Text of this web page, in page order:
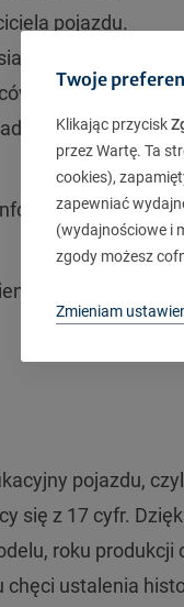
pojazdu.
dowodu
stąd obecność
dokumentu
wariantu lub
pojazdu,
się z 17 cyfr.
roku
ustalenia
Twoje
Klikając przycisk
przez Wartę. Ta
cookies),
zapewniać
(wydajnościowe i
zgody możesz
Zmieniam